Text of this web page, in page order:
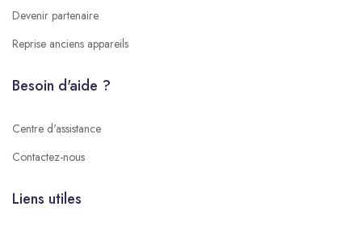
Devenir partenaire
Reprise anciens appareils
Besoin d'aide ?
Centre d'assistance
Contactez-nous
Liens utiles